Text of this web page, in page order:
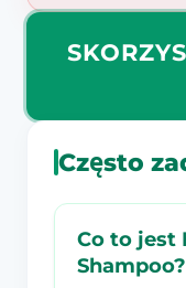
Często
Co to jest
Shampoo?